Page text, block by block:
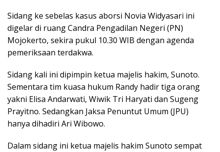
Sidang ke sebelas kasus aborsi Novia Widyasari ini
digelar di ruang Candra Pengadilan Negeri (PN)
Mojokerto, sekira pukul 10.30 WIB dengan agenda
pemeriksaan terdakwa.
Sidang kali ini dipimpin ketua majelis hakim, Sunoto.
Sementara tim kuasa hukum Randy hadir tiga orang
yakni Elisa Andarwati, Wiwik Tri Haryati dan Sugeng
Prayitno. Sedangkan Jaksa Penuntut Umum (JPU)
hanya dihadiri Ari Wibowo.
Dalam sidang ini ketua majelis hakim Sunoto sempat